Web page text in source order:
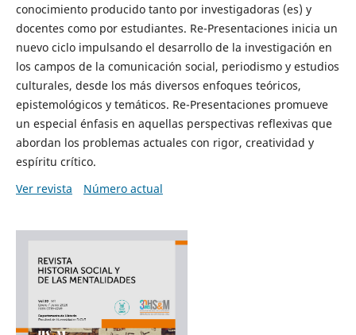
conocimiento producido tanto por investigadoras (es) y
docentes como por estudiantes. Re-Presentaciones inicia un
nuevo ciclo impulsando el desarrollo de la investigación en
los campos de la comunicación social, periodismo y estudios
culturales, desde los más diversos enfoques teóricos,
epistemológicos y temáticos. Re-Presentaciones promueve
un especial énfasis en aquellas perspectivas reflexivas que
abordan los problemas actuales con rigor, creatividad y
espíritu crítico.
Ver revista
Número actual